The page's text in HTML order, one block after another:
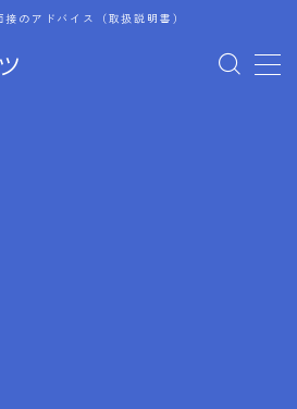
のアドバイス（取扱説明書）